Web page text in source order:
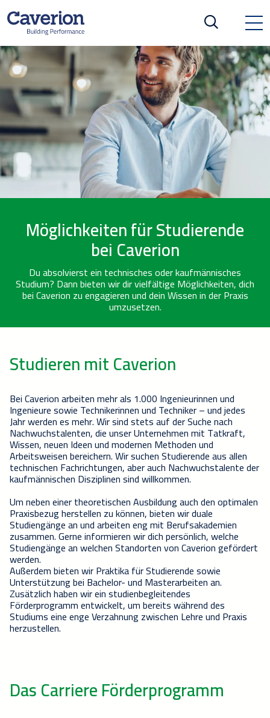
Möglichkeiten für Studierende
bei Caverion
Du absolvierst ein technisches oder kaufmännisches
Studium? Dann bieten wir dir vielfältige Möglichkeiten, dich
bei Caverion zu engagieren und dein Wissen in der Praxis
umzusetzen.
Studieren mit Caverion
Bei Caverion arbeiten mehr als 1.000 Ingenieurinnen und
Ingenieure sowie Technikerinnen und Techniker – und jedes
Jahr werden es mehr. Wir sind stets auf der Suche nach
Nachwuchstalenten, die unser Unternehmen mit Tatkraft,
Wissen, neuen Ideen und modernen Methoden und
Arbeitsweisen bereichern. Wir suchen Studierende aus allen
technischen Fachrichtungen, aber auch Nachwuchstalente der
kaufmännischen Disziplinen sind willkommen.
Um neben einer theoretischen Ausbildung auch den optimalen
Praxisbezug herstellen zu können, bieten wir duale
Studiengänge an und arbeiten eng mit Berufsakademien
zusammen. Gerne informieren wir dich persönlich, welche
Studiengänge an welchen Standorten von Caverion gefördert
werden.
Außerdem bieten wir Praktika für Studierende sowie
Unterstützung bei Bachelor- und Masterarbeiten an.
Zusätzlich haben wir ein studienbegleitendes
Förderprogramm entwickelt, um bereits während des
Studiums eine enge Verzahnung zwischen Lehre und Praxis
herzustellen.
Das Carriere Förderprogramm